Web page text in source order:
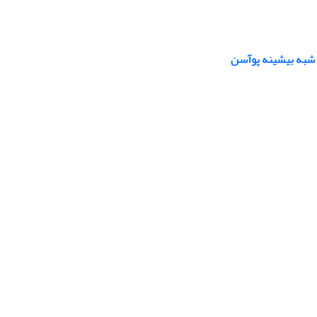
شبه بیشینه پوآسن